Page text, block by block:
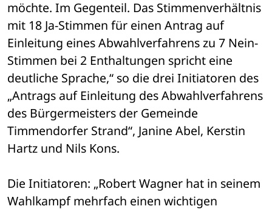
möchte. Im Gegenteil. Das Stimmenverhältnis
mit 18 Ja-Stimmen für einen Antrag auf
Einleitung eines Abwahlverfahrens zu 7 Nein-
Stimmen bei 2 Enthaltungen spricht eine
deutliche Sprache,“ so die drei Initiatoren des
„Antrags auf Einleitung des Abwahlverfahrens
des Bürgermeisters der Gemeinde
Timmendorfer Strand“, Janine Abel, Kerstin
Hartz und Nils Kons.
Die Initiatoren: „Robert Wagner hat in seinem
Wahlkampf mehrfach einen wichtigen